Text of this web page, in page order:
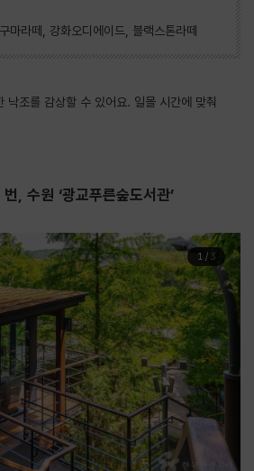
마라떼, 강화오디에이드, 블랙스톤라떼
낙조를 감상할 수 있어요. 일몰 시간에 맞춰
, 수원 ‘광교푸른숲도서관’
1/ 3